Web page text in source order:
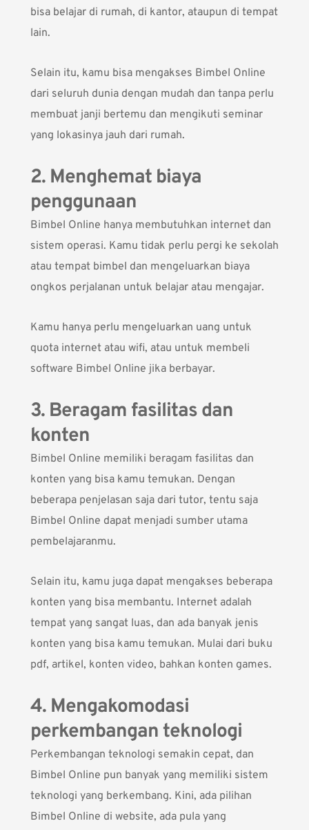
bisa belajar di rumah, di kantor, ataupun di tempat
lain.
Selain itu, kamu bisa mengakses Bimbel Online
dari seluruh dunia dengan mudah dan tanpa perlu
membuat janji bertemu dan mengikuti seminar
yang lokasinya jauh dari rumah.
2. Menghemat biaya
penggunaan
Bimbel Online hanya membutuhkan internet dan
sistem operasi. Kamu tidak perlu pergi ke sekolah
atau tempat bimbel dan mengeluarkan biaya
ongkos perjalanan untuk belajar atau mengajar.
Kamu hanya perlu mengeluarkan uang untuk
quota internet atau wifi, atau untuk membeli
software Bimbel Online jika berbayar.
3. Beragam fasilitas dan
konten
Bimbel Online memiliki beragam fasilitas dan
konten yang bisa kamu temukan. Dengan
beberapa penjelasan saja dari tutor, tentu saja
Bimbel Online dapat menjadi sumber utama
pembelajaranmu.
Selain itu, kamu juga dapat mengakses beberapa
konten yang bisa membantu. Internet adalah
tempat yang sangat luas, dan ada banyak jenis
konten yang bisa kamu temukan. Mulai dari buku
pdf, artikel, konten video, bahkan konten games.
4. Mengakomodasi
perkembangan teknologi
Perkembangan teknologi semakin cepat, dan
Bimbel Online pun banyak yang memiliki sistem
teknologi yang berkembang. Kini, ada pilihan
Bimbel Online di website, ada pula yang